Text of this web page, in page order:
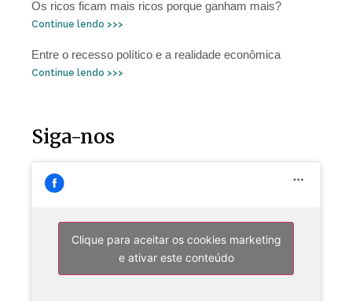
Os ricos ficam mais ricos porque ganham mais?
Continue lendo >>>
Entre o recesso político e a realidade econômica
Continue lendo >>>
Siga-nos
Clique para aceitar os cookies marketing
e ativar este conteúdo